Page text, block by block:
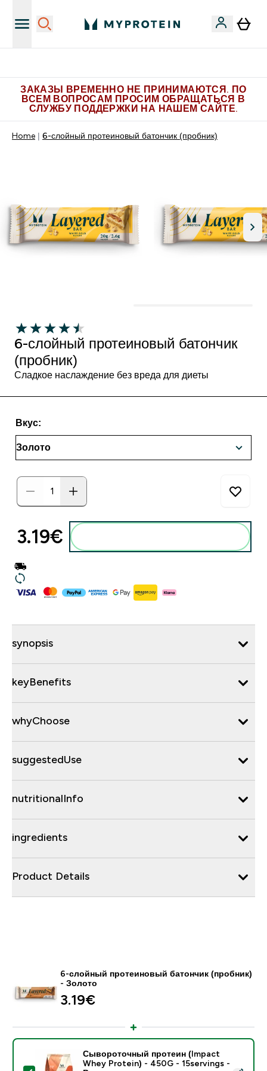
ЗАКАЗЫ ВРЕМЕННО НЕ ПРИНИМАЮТСЯ. ПО
ВСЕМ ВОПРОСАМ ПРОСИМ ОБРАЩАТЬСЯ В
СЛУЖБУ ПОДДЕРЖКИ НА НАШЕМ САЙТЕ.
Home 6-слойный протеиновый батончик (пробник)
6-слойный протеиновый батончик
(пробник)
Сладкое наслаждение без вреда для диеты
Вкус:
3.19€‎
synopsis
keyBenefits
whyChoose
suggestedUse
nutritionalInfo
ingredients
Product Details
6-слойный протеиновый батончик (пробник)
- Золото
3.19€‎
Сывороточный протеин (Impact
Whey Protein) - 450G - 15servings -